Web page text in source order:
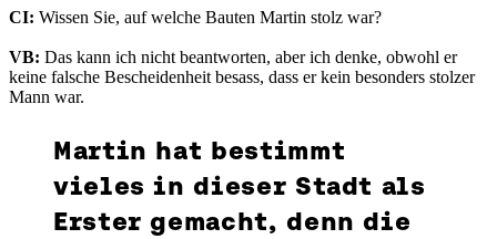
CI: Wissen Sie, auf welche Bauten Martin stolz war?
VB: Das kann ich nicht beantworten, aber ich denke, obwohl er
keine falsche Bescheidenheit besass, dass er kein besonders stolzer
Mann war.
Martin hat bestimmt
vieles in dieser Stadt als
Erster gemacht, denn die